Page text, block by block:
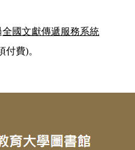
全國文獻傳遞服務系統
費)。